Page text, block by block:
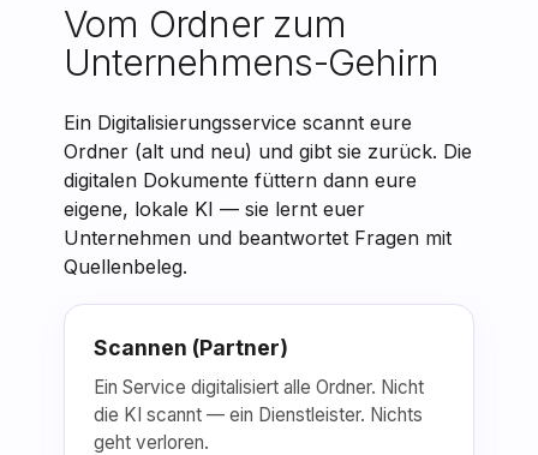
Vom Ordner zum
Unternehmens-Gehirn
Ein Digitalisierungsservice scannt eure
Ordner (alt und neu) und gibt sie zurück. Die
digitalen Dokumente füttern dann eure
eigene, lokale KI — sie lernt euer
Unternehmen und beantwortet Fragen mit
Quellenbeleg.
Scannen (Partner)
Ein Service digitalisiert alle Ordner. Nicht
die KI scannt — ein Dienstleister. Nichts
geht verloren.